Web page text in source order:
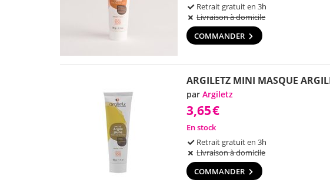
Retrait gratuit en 3h
Livraison à domicile
COMMANDER
ARGILETZ MINI MASQUE
par Argiletz
3,65€
En stock
Retrait gratuit en 3h
Livraison à domicile
COMMANDER